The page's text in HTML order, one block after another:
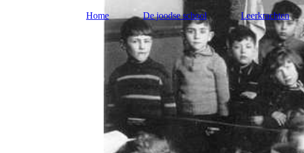
Home De joodse school Leerkrachten